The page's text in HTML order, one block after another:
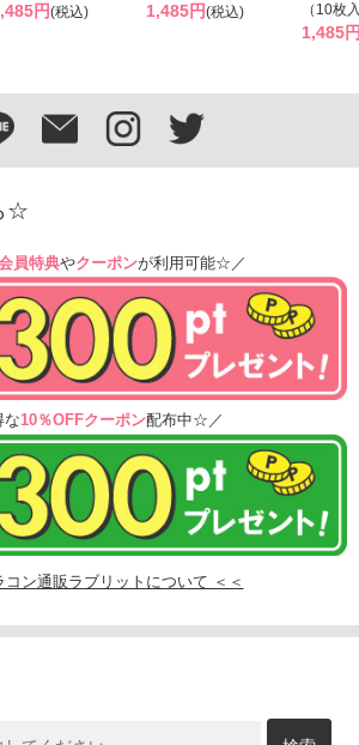
円(税込) 1,485円(税込)
（10枚
1,485
☆
員特典やクーポンが利用可能☆／
な10％OFFクーポン配布中☆／
コン通販ラブリットについて ＜＜